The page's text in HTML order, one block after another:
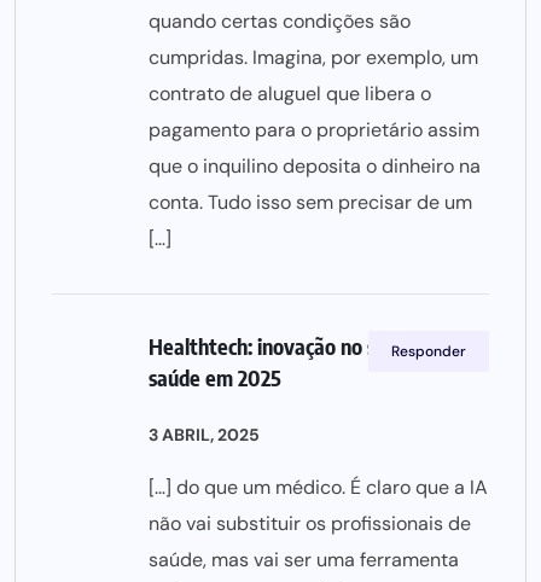
quando certas condições são
cumpridas. Imagina, por exemplo, um
contrato de aluguel que libera o
pagamento para o proprietário assim
que o inquilino deposita o dinheiro na
conta. Tudo isso sem precisar de um
[…]
Healthtech: inovação no setor da
saúde em 2025
3 ABRIL, 2025
[…] do que um médico. É claro que a IA
não vai substituir os profissionais de
saúde, mas vai ser uma ferramenta
Responder